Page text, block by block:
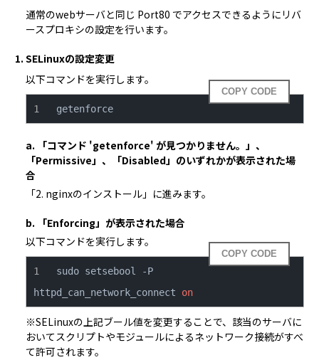
通常のwebサーバと同じ Port80 でアクセスできるようにリバ
ースプロキシの設定を行います。
1. SELinuxの設定変更
以下コマンドを実行します。
COPY CODE
getenforce
a. 「コマンド 'getenforce' が見つかりません。」、
「Permissive」、「Disabled」のいずれかが表示された場
合
「2. nginxのインストール」に進みます。
b. 「Enforcing」が表示された場合
以下コマンドを実行します。
COPY CODE
sudo setsebool -P
httpd_can_network_connect on
※SELinuxの上記ブール値を変更することで、該当のサーバに
おいてスクリプトやモジュールによるネットワーク接続がすべ
て許可されます。